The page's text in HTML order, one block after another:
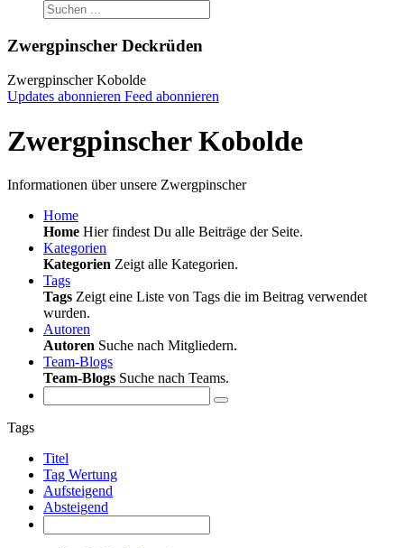
Zwergpinscher Deckrüden
Zwergpinscher Kobolde
Updates abonnieren Feed abonnieren
Zwergpinscher Kobolde
Informationen über unsere Zwergpinscher
Home
Home Hier findest Du alle Beiträge der Seite.
Kategorien
Kategorien Zeigt alle Kategorien.
Tags
Tags Zeigt eine Liste von Tags die im Beitrag verwendet
wurden.
Autoren
Autoren Suche nach Mitgliedern.
Team-Blogs
Team-Blogs Suche nach Teams.
Tags
Titel
Tag Wertung
Aufsteigend
Absteigend